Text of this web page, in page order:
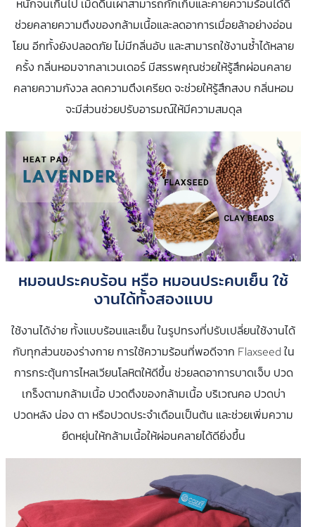
หนักจนเกินไป เม็ดดินเผาสามารถกักเก็บและคายความร้อนได้ดี
ช่วยคลายความตึงของกล้ามเนื้อและลดอาการเมื่อยล้าอย่างอ่อน
โยน อีกทั้งยังปลอดภัย ไม่มีกลิ่นอับ และสามารถใช้งานซ้ำได้หลาย
ครั้ง กลิ่นหอมจากลาเวนเดอร์ มีสรรพคุณช่วยให้รู้สึกผ่อนคลาย
คลายความกังวล ลดความตึงเครียด จะช่วยให้รู้สึกสงบ กลิ่นหอม
จะมีส่วนช่วยปรับอารมณ์ให้มีความสมดุล
หมอนประคบร้อน หรือ หมอนประคบเย็น ใช้
งานได้ทั้งสองแบบ
ใช้งานได้ง่าย ทั้งแบบร้อนและเย็น ในรูปทรงที่ปรับเปลี่ยนใช้งานได้
กับทุกส่วนของร่างกาย การใช้ความร้อนที่พอดีจาก Flaxseed ใน
การกระตุ้นการไหลเวียนโลหิตให้ดีขึ้น ช่วยลดอาการบาดเจ็บ ปวด
เกร็งตามกล้ามเนื้อ ปวดตึงของกล้ามเนื้อ บริเวณคอ ปวดบ่า
ปวดหลัง น่อง ตา หรือปวดประจำเดือนเป็นต้น และช่วยเพิ่มความ
ยืดหยุ่นให้กล้ามเนื้อให้ผ่อนคลายได้ดียิ่งขึ้น